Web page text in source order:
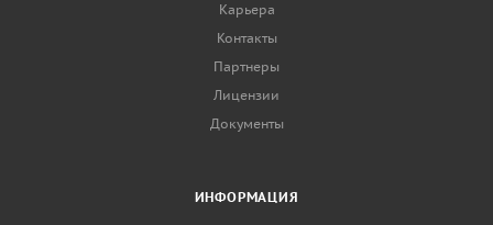
Карьера
Контакты
Партнеры
Лицензии
Документы
ИНФОРМАЦИЯ